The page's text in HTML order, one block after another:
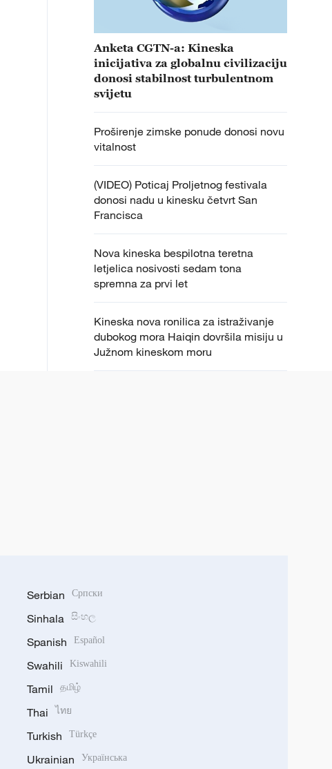
Anketa CGTN-a: Kineska
inicijativa za globalnu civilizaciju
donosi stabilnost turbulentnom
svijetu
Proširenje zimske ponude donosi novu
vitalnost
(VIDEO) Poticaj Proljetnog festivala
donosi nadu u kinesku četvrt San
Francisca
Nova kineska bespilotna teretna
letjelica nosivosti sedam tona
spremna za prvi let
Kineska nova ronilica za istraživanje
dubokog mora Haiqin dovršila misiju u
Južnom kineskom moru
Serbian Српски
Sinhala සිංහල
Spanish Español
Swahili Kiswahili
Tamil தமிழ்
Thai ไทย
Turkish Türkçe
Ukrainian Українська